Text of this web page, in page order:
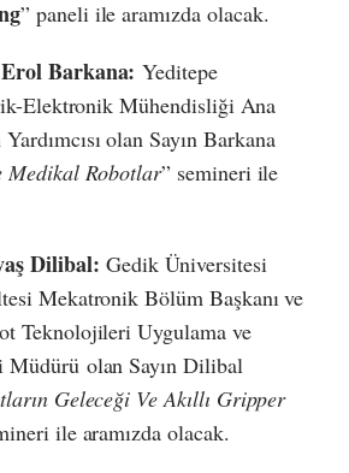
” paneli ile aramızda olacak.
Erol Barkana:Yeditepe
Elektronik Mühendisliği Ana
olan Sayın Barkana
Medikal Robotlar” semineri ile
Dilibal:Gedik Üniversitesi
Mekatronik Bölüm Başkanı ve
Teknolojileri Uygulama ve
Müdürü olan Sayın Dilibal
Geleceği Ve Akıllı Gripper
ile aramızda olacak.